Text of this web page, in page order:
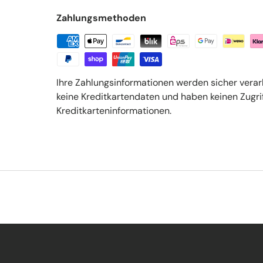
Zahlungsmethoden
Ihre Zahlungsinformationen werden sicher
keine Kreditkartendaten und haben keinen
Kreditkarteninformationen.